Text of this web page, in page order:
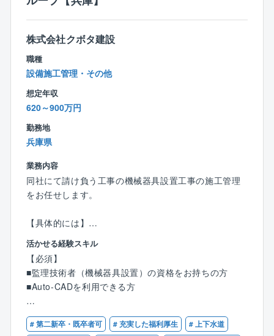
株式会社クボタ建設
職種
設備施工管理・その他
想定年収
620～900万円
勤務地
兵庫県
業務内容
同社にて請け負う工事の機械器具設置工事の施工管理
をお任せします。
【具体的には】
■大阪公益水道事業団からの案件をご担当頂きます。
各浄水場に平均10機ずつバルブがあり、半年間で計10
0機程のバルブのメンテナンス、営繕工事をご担当いた
だきます。
■施工計画の立案、依頼主との現場打ち合わせ、協力会
社の手配、工程・品質・安全管理、各種パイプライン
の機械器具設置管理業務 など
活かせる経験スキル
【必須】
■監理技術者（機械器具設置）の資格をお持ちの方
■Auto-CADを利用できる方
【歓迎】
■1級土木施工管理技士の資格をお持ちの方
# 第二新卒・既卒者可 # 充実した福利厚生
# 上下水道